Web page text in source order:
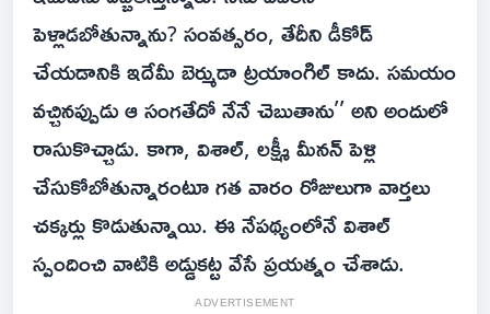
పెళ్లాడబోతున్నాను? సంవత్సరం, తేదీని డీకోడ్
చేయడానికి ఇదేమీ బెర్ముడా ట్రయాంగిల్ కాదు. సమయం
వచ్చినప్పుడు ఆ సంగతేదో నేనే చెబుతాను’’ అని అందులో
రాసుకొచ్చాడు. కాగా, విశాల్, లక్ష్మీ మీనన్ పెళ్లి
చేసుకోబోతున్నారంటూ గత వారం రోజులుగా వార్తలు
చక్కర్లు కొడుతున్నాయి. ఈ నేపథ్యంలోనే విశాల్
స్పందించి వాటికి అడ్డుకట్ట వేసే ప్రయత్నం చేశాడు.
ADVERTISEMENT